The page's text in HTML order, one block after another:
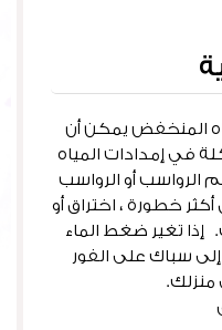
المنخفض يمكن أن
في إمدادات المياه
الرواسب أو الرواسب
خطورة ، اختراق أو
إذا تغير ضغط الماء
سباك على الفور